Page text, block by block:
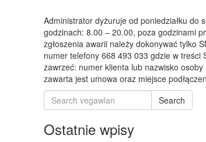
Administrator dyżuruje od poniedziałku do
godzinach: 8.00 – 20.00, poza godzinami
zgłoszenia awarii należy dokonywać tylko
numer telefony 668 493 033 gdzie w treści
zawrzeć: numer klienta lub nazwisko osoby
zawarta jest umowa oraz miejsce
Search
for:
Search
Ostatnie wpisy